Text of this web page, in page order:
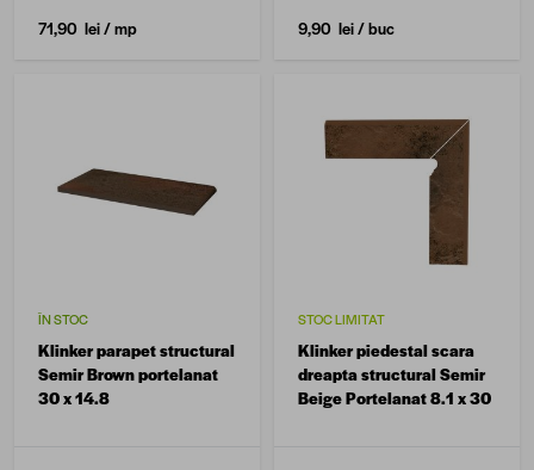
71,90 lei/ mp 9,90 lei/ buc
ÎN STOC
Klinker parapet structural
Semir Brown portelanat
30 x 14.8
STOC LIMITAT
Klinker piedestal scara
dreapta structural Semir
Beige Portelanat 8.1 x 30